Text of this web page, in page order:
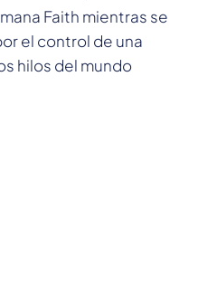
Faith mientras se
el control de una
hilos del mundo